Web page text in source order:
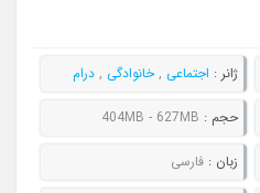
ژانر : اجتماعی ,خانوادگی , درام
حجم : 404MB - 627MB
زبان : فارسی